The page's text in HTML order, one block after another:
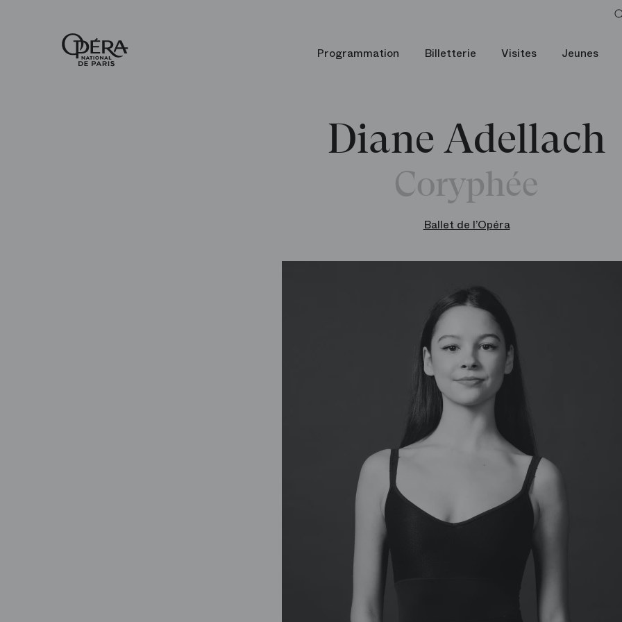
Accueil
-
Opéra
national
Programmation Billetterie Visites Jeunes
Diane Adellach
Coryphée
Ballet de l’Opéra